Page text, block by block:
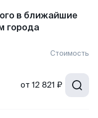
в ближайшие
города
Стоимость
от 12 821 ₽